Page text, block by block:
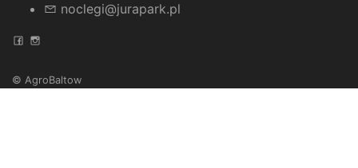
noclegi@jurapark.pl
© AgroBaltow